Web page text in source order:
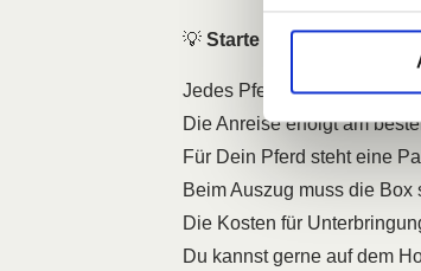
💡 Starte jetzt und
Jedes Pferd-Mensch-Paar
Die Anreise erfolgt am
Für Dein Pferd steht eine
Beim Auszug muss die
Die Kosten für
Du kannst gerne auf dem